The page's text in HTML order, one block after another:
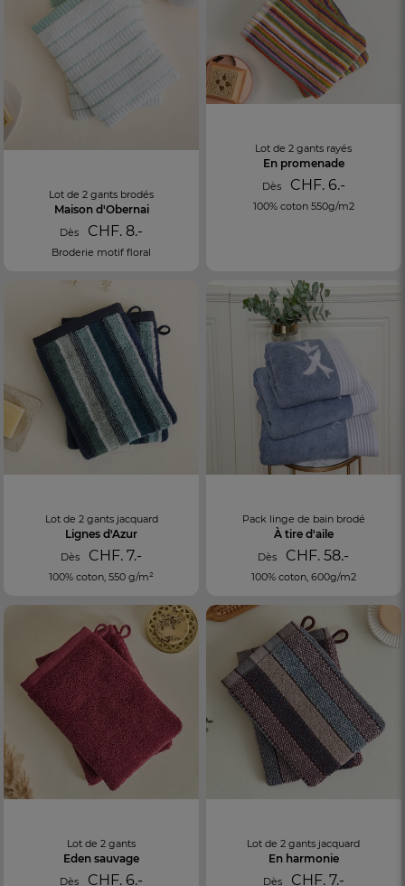
Lot de 2 gants brodés
Maison d'Obernai
Dès CHF. 8.-
Broderie motif floral
Lot de 2 gants rayés
En promenade
Dès CHF. 6.-
100% coton 550g/m2
Lot de 2 gants jacquard
Lignes d'Azur
Dès CHF. 7.-
100% coton, 550 g/m²
Pack linge de bain brodé
À tire d'aile
Dès CHF. 58.-
100% coton, 600g/m2
Lot de 2 gants
Eden sauvage
Dès CHF. 6.-
Lot de 2 gants jacquard
En harmonie
Dès CHF. 7.-